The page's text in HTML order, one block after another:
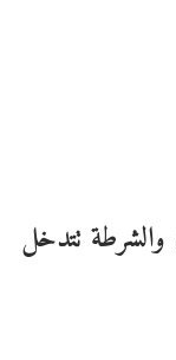
والشرطة تتدخل